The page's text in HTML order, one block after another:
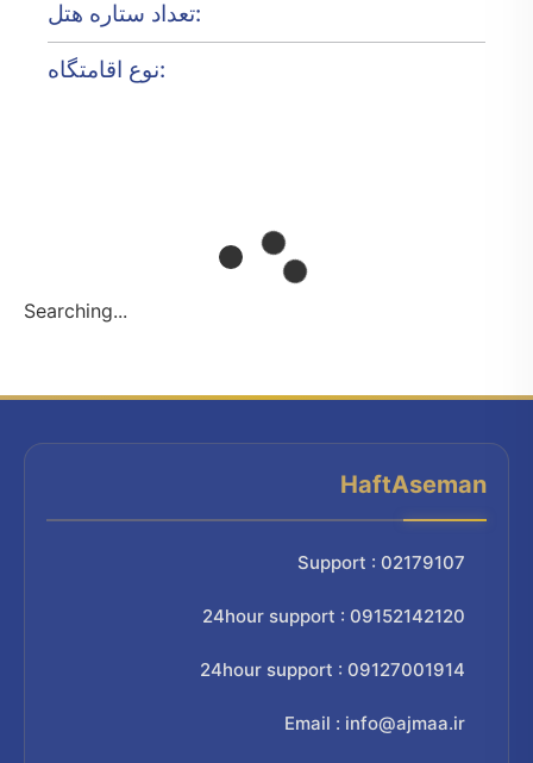
تعداد ستاره هتل:
نوع اقامتگاه:
Searching...
HaftAseman
Support : 02179107
24hour support : 09152142120
24hour support : 09127001914
Email : info@ajmaa.ir